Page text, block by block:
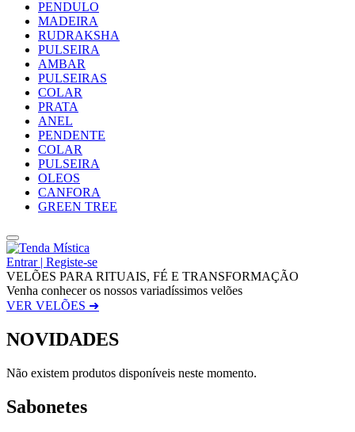
PENDULO
MADEIRA
RUDRAKSHA
PULSEIRA
AMBAR
PULSEIRAS
COLAR
PRATA
ANEL
PENDENTE
COLAR
PULSEIRA
OLEOS
CANFORA
GREEN TREE
Entrar | Registe-se
VELÕES PARA RITUAIS, FÉ E TRANSFORMAÇÃO
Venha conhecer os nossos variadíssimos velões
VER VELÕES ➜
NOVIDADES
Não existem produtos disponíveis neste momento.
Sabonetes